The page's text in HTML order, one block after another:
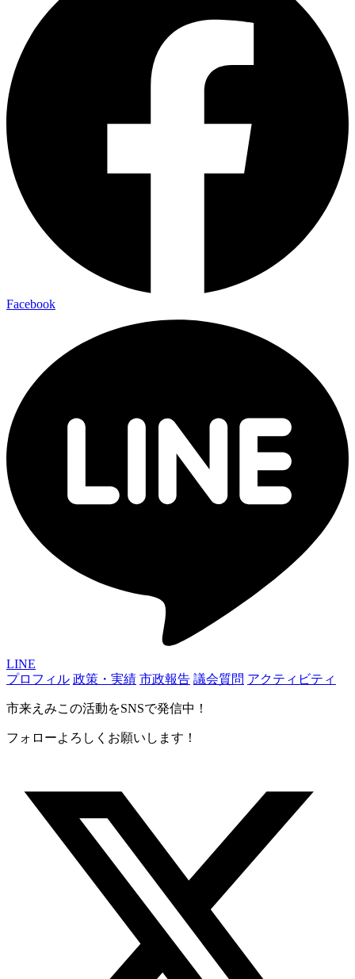
Facebook
LINE
プロフィル 政策・実績 市政報告 議会質問 アクティビティ
市来えみこの活動をSNSで発信中！
フォローよろしくお願いします！